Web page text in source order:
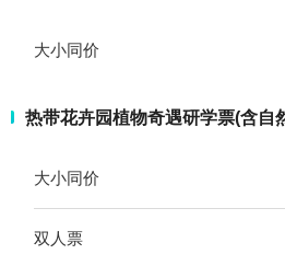
大小同价
热带花卉园植物奇遇研学票(含自
大小同价
双人票